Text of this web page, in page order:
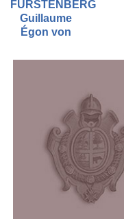
FÜRSTENBERG
Guillaume
Égon von